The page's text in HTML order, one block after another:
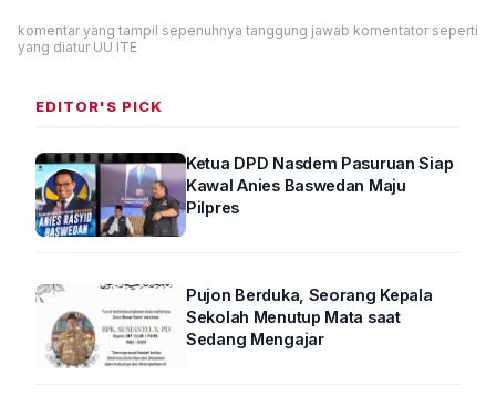
komentar yang tampil sepenuhnya tanggung jawab komentator seperti
yang diatur UU ITE
EDITOR'S PICK
Ketua DPD Nasdem Pasuruan Siap
Kawal Anies Baswedan Maju
Pilpres
Pujon Berduka, Seorang Kepala
Sekolah Menutup Mata saat
Sedang Mengajar